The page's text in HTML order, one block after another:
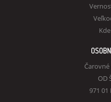
OD
971 01